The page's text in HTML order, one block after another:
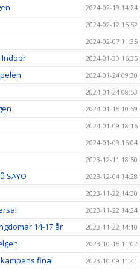
2024-02-19 14:24
2024-02-12 15:52
2024-02-07 11:35
Indoor 2024-01-30 16:35
2024-01-24 09:30
2024-01-24 08:53
2024-01-15 10:59
2024-01-09 18:16
2024-01-09 16:04
2023-12-11 18:50
SAYO 2023-12-04 14:28
2023-11-22 14:30
2023-11-22 14:24
14-17 år 2023-11-22 14:10
2023-10-15 11:02
final 2023-10-09 11:41